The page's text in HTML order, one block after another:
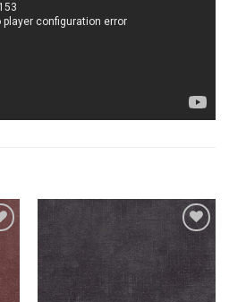
Adauga
la
favorite